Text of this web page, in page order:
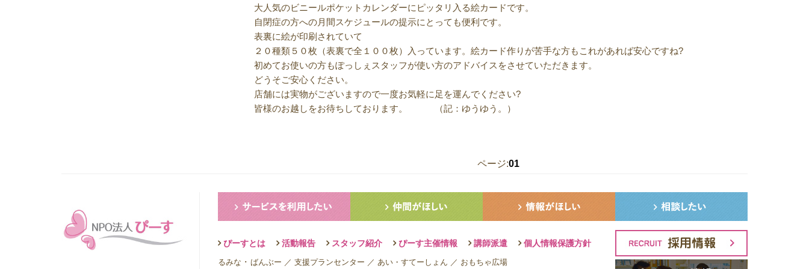
大人気のビニールポケットカレンダーにピッタリ入る絵カードです。
自閉症の方への月間スケジュールの提示にとっても便利です。
表裏に絵が印刷されていて
２０種類５０枚（表裏で全１００枚）入っています。絵カード作りが苦手な方もこれがあれば安心ですね?
初めてお使いの方もぽっしぇスタッフが使い方のアドバイスをさせていただきます。
どうそご安心ください。
店舗には実物がございますので一度お気軽に足を運んでください?
皆様のお越しをお待ちしております。 （記：ゆうゆう。）
ページ:01
2022年08月
2022年07月(10)
2022年06月
(10)
ぴーすとは 活動報告 スタッフ紹介 ぴーす主催情報 講師派遣 個人情報保護方針
るみな ･ ばんぶー ／ 支援プランセンター ／ あい・すてーしょん ／ おもちゃ広場